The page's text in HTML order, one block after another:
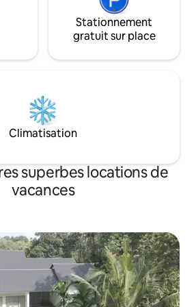
Stationnement
gratuit sur place
Climatisation
superbes locations de
vacances